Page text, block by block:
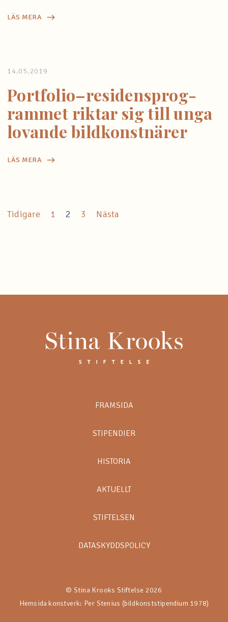
LÄS MERA
14.05.2019
Portfolio–residensprog-
rammet riktar sig till unga
lovande bildkonstnärer
LÄS MERA
Tidigare 1 2 3 Nästa
FRAMSIDA
STIPENDIER
HISTORIA
AKTUELLT
STIFTELSEN
DATASKYDDSPOLICY
© Stina Krooks Stiftelse 2026
Hemsida konstverk: Per Stenius (bildkonststipendium 1978)